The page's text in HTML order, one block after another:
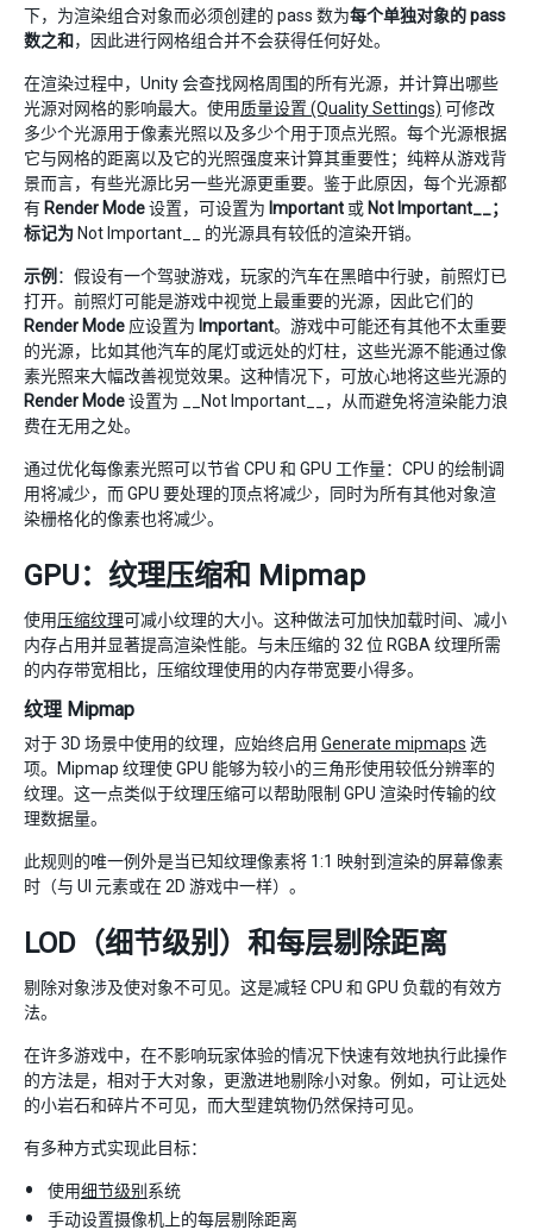
下，为渲染组合对象而必须创建的 pass 数为每个单独对象的 pass
数之和，因此进行网格组合并不会获得任何好处。
在渲染过程中，Unity 会查找网格周围的所有光源，并计算出哪些
光源对网格的影响最大。使用质量设置 (Quality Settings) 可修改
多少个光源用于像素光照以及多少个用于顶点光照。每个光源根据
它与网格的距离以及它的光照强度来计算其重要性；纯粹从游戏背
景而言，有些光源比另一些光源更重要。鉴于此原因，每个光源都
有 Render Mode设置，可设置为 Important 或 Not Important__；
标记为 Not Important__ 的光源具有较低的渲染开销。
示例 ：假设有一个驾驶游戏，玩家的汽车在黑暗中行驶，前照灯已
打开。前照灯可能是游戏中视觉上最重要的光源，因此它们的
Render Mode 应设置为 Important。游戏中可能还有其他不太重要
的光源，比如其他汽车的尾灯或远处的灯柱，这些光源不能通过像
素光照来大幅改善视觉效果。这种情况下，可放心地将这些光源的
Render Mode设置为 __Not Important__，从而避免将渲染能力浪
费在无用之处。
通过优化每像素光照可以节省 CPU 和 GPU 工作量：CPU 的绘制调
用将减少，而 GPU 要处理的顶点将减少，同时为所有其他对象渲
染栅格化的像素也将减少。
GPU：纹理压缩和 Mipmap
使用压缩纹理可减小纹理的大小。这种做法可加快加载时间、减小
内存占用并显著提高渲染性能。与未压缩的 32 位 RGBA 纹理所需
的内存带宽相比，压缩纹理使用的内存带宽要小得多。
纹理 Mipmap
对于 3D 场景中使用的纹理，应始终启用 Generate mipmaps 选
项。Mipmap 纹理使 GPU 能够为较小的三角形使用较低分辨率的
纹理。这一点类似于纹理压缩可以帮助限制 GPU 渲染时传输的纹
理数据量。
此规则的唯一例外是当已知纹理像素将 1:1 映射到渲染的屏幕像素
时（与 UI 元素或在 2D 游戏中一样）。
LOD（细节级别）和每层剔除距离
剔除对象涉及使对象不可见。这是减轻 CPU 和 GPU 负载的有效方
法。
在许多游戏中，在不影响玩家体验的情况下快速有效地执行此操作
的方法是，相对于大对象，更激进地剔除小对象。例如，可让远处
的小岩石和碎片不可见，而大型建筑物仍然保持可见。
有多种方式实现此目标：
使用细节级别 系统
手动设置摄像机上的每层剔除距离